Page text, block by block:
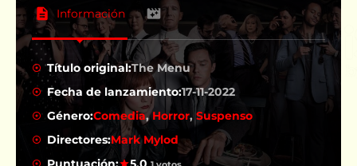
Información
Título original:The Menu
Fecha de lanzamiento:17-11-2022
Género:Comedia,Horror,Suspenso
Directores:Mark Mylod